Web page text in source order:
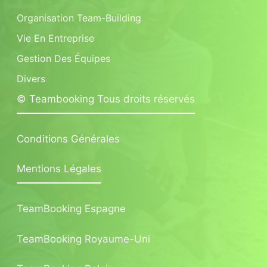
Organisation Team-Building
Vie En Entreprise
Gestion Des Équipes
Divers
© Teambooking Tous droits réservés
Conditions Générales
Mentions Légales
TeamBooking Espagne
TeamBooking Royaume-Uni